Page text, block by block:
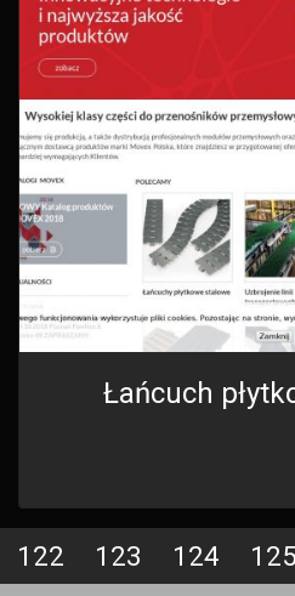
Łańcuch
122 123 124 125